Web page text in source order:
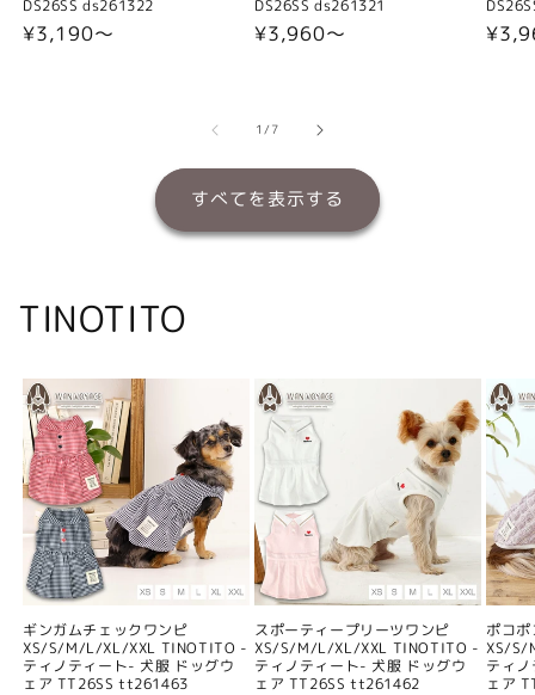
DS26SS ds261322
通
¥3,190〜
DS26SS ds261321
通
¥3,960〜
通
1/の
7
すべてを表示する
TINOTITO
ギンガムチェックワンピ
XS/S/M/L/XL/XXL TINOTITO -
ティノティート- 犬服 ドッグウ
ェア TT26SS tt261463
スポーティープリーツワンピ
XS/S/M/L/XL/XXL TINOTITO -
ティノティート- 犬服 ドッグウ
ェア TT26SS tt261462
ポコ
XS/S/
ティ
ェア